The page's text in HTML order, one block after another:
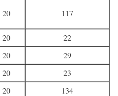
20 117
20
22
20
29
20
23
20 134